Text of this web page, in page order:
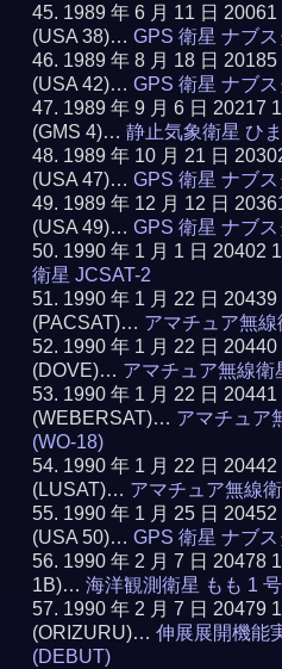
1989 年 6 月 11 日
(USA 38)…GPS 衛星 ナブ
1989 年 8 月 18 日
(USA 42)…GPS 衛星 ナブ
1989 年 9 月 6 日 20217
(GMS 4)…静止気象衛星 ひ
1989 年 10 月 21 日
(USA 47)…GPS 衛星 ナブ
1989 年 12 月 12 日
(USA 49)…GPS 衛星 ナブ
1990 年 1 月 1 日
衛星 JCSAT-2
1990 年 1 月 22 日
(PACSAT)… アマチュア無
1990 年 1 月 22 日
(DOVE)… アマチュア無線衛
1990 年 1 月 22 日
(WEBERSAT)… アマチュア
(WO-18)
1990 年 1 月 22 日
(LUSAT)… アマチュア無線
1990 年 1 月 25 日
(USA 50)…GPS 衛星 ナブ
1990 年 2 月 7 日 20478
1B)…海洋観測衛星 もも 1
1990 年 2 月 7 日 20479
(ORIZURU)…伸展展開機能
(DEBUT)